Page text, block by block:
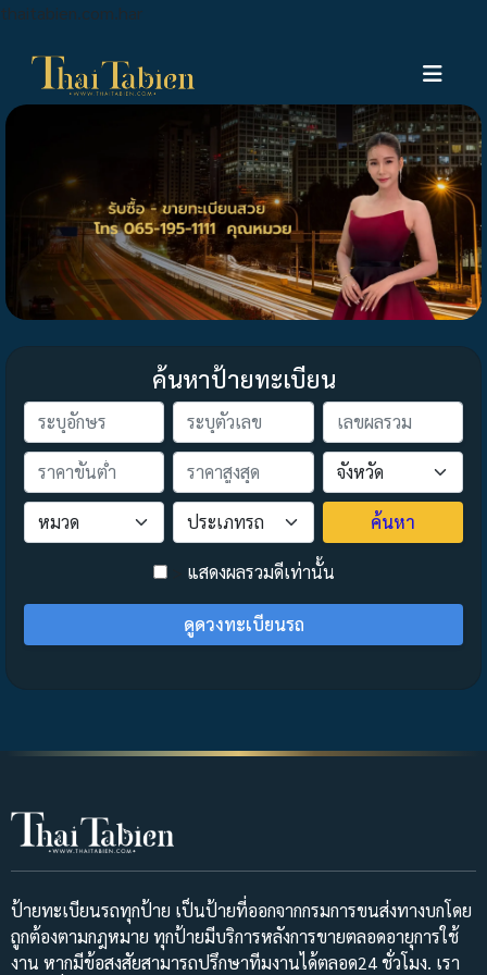
thaitabien.com.har
ค้นหาป้ายทะเบียน
ค้นหา
> แสดงผลรวมดีเท่านั้น
ดูดวงทะเบียนรถ
ป้ายทะเบียนรถทุกป้าย เป็นป้ายที่ออกจากกรมการขนส่งทางบกโดย
ถูกต้องตามกฎหมาย ทุกป้ายมีบริการหลังการขายตลอดอายุการใช้
งาน หากมีข้อสงสัยสามารถปรึกษาทีมงานได้ตลอด24 ชั่วโมง. เรา